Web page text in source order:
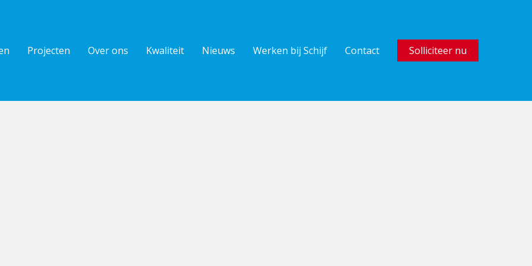
Projecten Over ons Kwaliteit Nieuws Werken bij Schijf Contact Solliciteer nu